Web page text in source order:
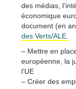
des médias,
économique
document (en
des Verts/ALE.
– Mettre en
européenne, la
l’UE
– Créer des